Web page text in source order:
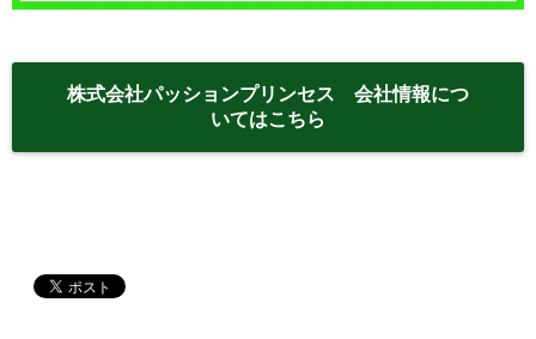
株式会社パッションプリンセス 会社情報につ
いてはこちら